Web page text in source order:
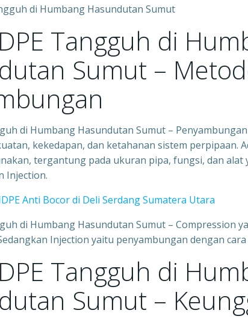
Tangguh di
Sumut –
di Humbang Hasundutan Sumut –
kekedapan, dan ketahanan sistem perpipaan.
tergantung pada ukuran pipa, fungsi, dan alat
Injection.
Anti Bocor di Deli Serdang Sumatera Utara
di Humbang Hasundutan Sumut – Compression
Injection yaitu penyambungan dengan
Tangguh di
Sumut –